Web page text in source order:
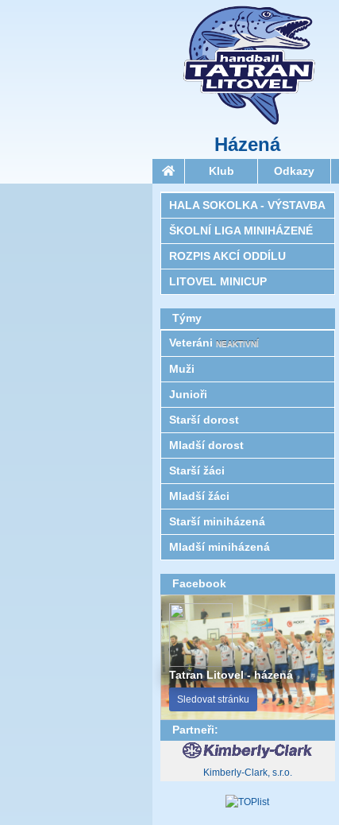
Házená
Klub Odkazy
HALA SOKOLKA - VÝSTAVBA
ŠKOLNÍ LIGA MINIHÁZENÉ
ROZPIS AKCÍ ODDÍLU
LITOVEL MINICUP
Týmy
Veteráni NEAKTIVNÍ
Muži
Junioři
Starší dorost
Mladší dorost
Starší žáci
Mladší žáci
Starší miniházená
Mladší miniházená
Facebook
Tatran Litovel - házená
Sledovat stránku
Partneři:
Kimberly-Clark, s.r.o.